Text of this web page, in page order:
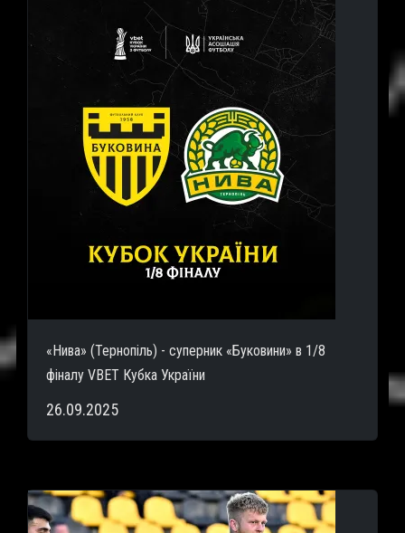
«Нива» (Тернопіль) - суперник «Буковини» в 1/8
фіналу VBET Кубка України
26.09.2025